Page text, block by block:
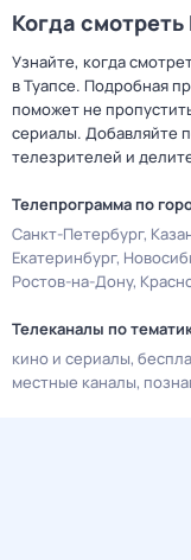
Когда смотреть
Узнайте, когда
в Туапсе. Подробная
поможет не
сериалы. Добавляйте
телезрителей и
Телепрограмма по
Санкт-Петербург
Екатеринбург
Ростов-на-Дону
Телеканалы по
кино и сериалы
местные каналы